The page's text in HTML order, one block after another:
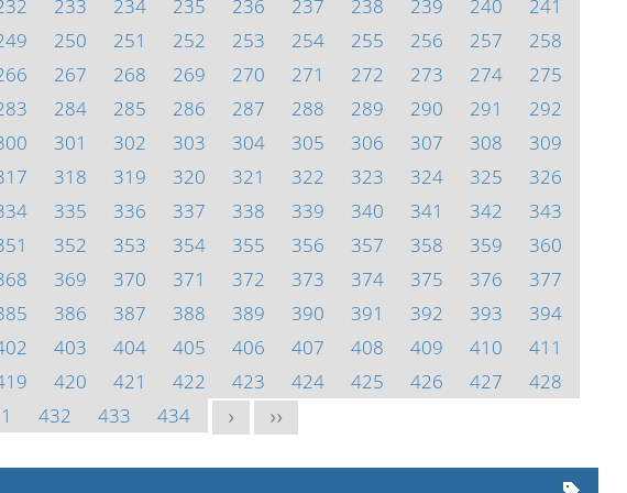
233 234 235 236 237 238 239 240
241
250 251 252 253 254 255 256 257
258
267 268 269 270 271 272 273 274
275
284 285 286 287 288 289 290 291
292
301 302 303 304 305 306 307 308
309
318 319 320 321 322 323 324 325
326
335 336 337 338 339 340 341 342
343
352 353 354 355 356 357 358 359
360
369 370 371 372 373 374 375 376
377
386 387 388 389 390 391 392 393
394
403 404 405 406 407 408 409 410
411
420 421 422 423 424 425 426 427
428
432 433 434 > >>